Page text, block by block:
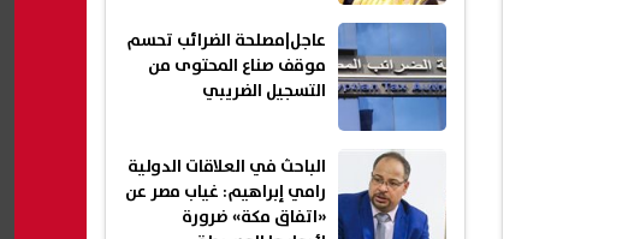
عاجل|مصلحة الضرائب تحسم
موقف صناع المحتوى من
التسجيل الضريبي
الباحث في العلاقات الدولية
رامي إبراهيم: غياب مصر عن
«اتفاق مكة» ضرورة